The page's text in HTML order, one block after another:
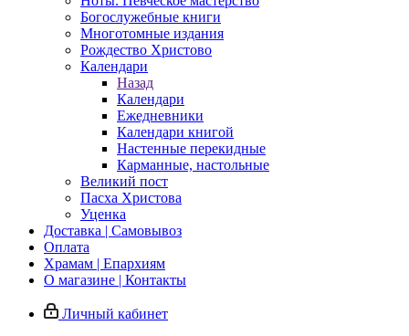
Богослужебные книги
Многотомные издания
Рождество Христово
Календари
Назад
Календари
Ежедневники
Календари книгой
Настенные перекидные
Карманные, настольные
Великий пост
Пасха Христова
Уценка
Доставка | Самовывоз
Оплата
Храмам | Епархиям
О магазине | Контакты
Личный кабинет